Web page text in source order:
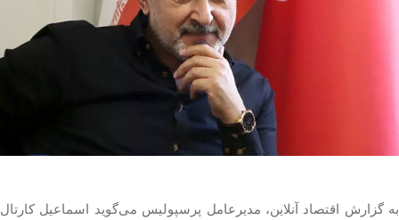
پایگاه خبری آبان
خرید موتور ایمپلنت
به گزارش اقتصاد آنلاین، مدیرعامل پرسپولیس می‌گوید اسماعیل کارتال